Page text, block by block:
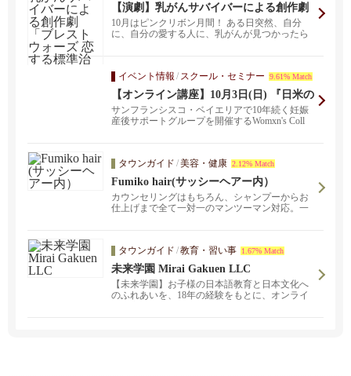
【演劇】乳がんサバイバーによる創作劇
「ブレストウォーズ 恋する標準治療！」
（ブレ恋）のオンライン観劇＆アフター
10月はピンクリボン月間！ ある日突然、自分
に、自分の愛する人に、乳がんが見つかったら
イベント情報 / スクール・セミナー 9.61% Match
【オンライン講座】10月3日(日) 『日米の
乳がん検診の疑問あれこれ』＆質問回答
会
サンフランシスコ・ベイエリアで10年続く妊娠
産後サポートグループを開催するWomxn's Coll
タウンガイド /美容・健康 2.12% Match
Fumiko hair(サッシーヘアー内）
カウンセリングはもちろん、シャンプーからお
仕上げまで全て一対一のマンツーマン対応。一
タウンガイド /教育・習い事 1.67% Match
未来学園 Mirai Gakuen LLC
【未来学園】お子様の日本語教育と日本文化へ
のふれあいを、18年の経験をもとに、オンライ